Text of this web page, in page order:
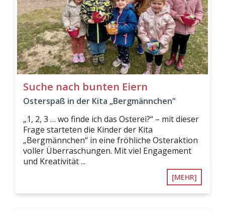
Suche nach bunten Eiern
Osterspaß in der Kita „Bergmännchen“
„1, 2, 3 … wo finde ich das Osterei?“ – mit dieser
Frage starteten die Kinder der Kita
„Bergmännchen“ in eine fröhliche Osteraktion
voller Überraschungen. Mit viel Engagement
und Kreativität ...
[MEHR]